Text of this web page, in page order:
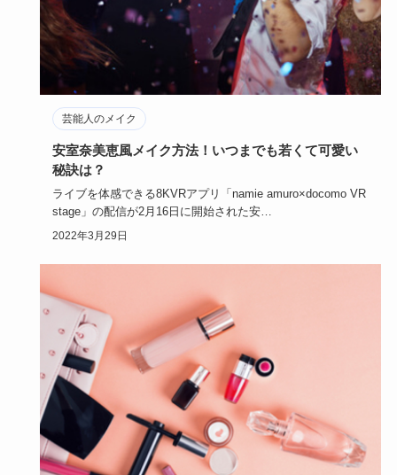
芸能人のメイク
安室奈美恵風メイク方法！いつまでも若くて可愛い
秘訣は？
ライブを体感できる8KVRアプリ「namie amuro×docomo VR
stage」の配信が2月16日に開始された安…
2022年3月29日